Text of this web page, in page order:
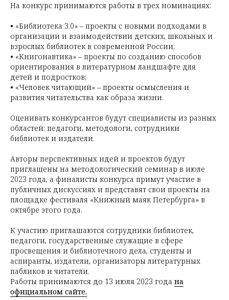
На конкурс принимаются работы в трех номинациях:
• «Библиотека 3.0» – проекты с новыми подходами в
организации и взаимодействии детских, школьных и
взрослых библиотек в современной России;
• «Книгонавтика» – проекты по созданию способов
ориентирования в литературном ландшафте для
детей и подростков;
• «Человек читающий» – проекты осмысления и
развития читательства как образа жизни.
Оценивать конкурсантов будут специалисты из разных
областей: педагоги, методологи, сотрудники
библиотек и издатели.
Авторы перспективных идей и проектов будут
приглашены на методологический семинар в июле
2023 года, а финалисты конкурса примут участие в
публичных дискуссиях и представят свои проекты на
площадке фестиваля «Книжный маяк Петербурга» в
октябре этого года.
К участию приглашаются сотрудники библиотек,
педагоги, государственные служащие в сфере
просвещения и библиотечного дела, студенты и
аспиранты, издатели, организаторы литературных
пабликов и читатели.
Работы принимаются до 13 июля 2023 года на
официальном сайте.